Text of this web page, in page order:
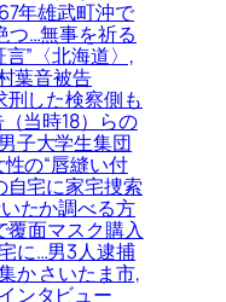
年雄武町沖で
つ…無事を祈る
”〈北海道〉,
葉音被告
刑した検察側も
当時18）らの
子大学生集団
の“唇縫い付
自宅に家宅捜索
たか調べる方
覆面マスク購入
に…男3人逮捕
か さいたま市,
ンタビュー